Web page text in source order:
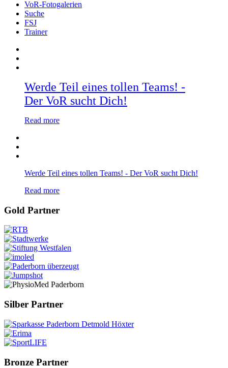
VoR-Fotogalerien
Suche
FSJ
Trainer
Werde Teil eines tollen Teams! -
Der VoR sucht Dich!
Read more
Werde Teil eines tollen Teams! - Der VoR sucht Dich!
Read more
Gold Partner
Silber Partner
Bronze Partner